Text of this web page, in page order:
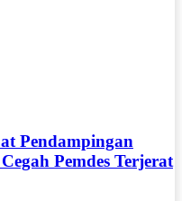
Pendampingan
Pemdes Terjerat